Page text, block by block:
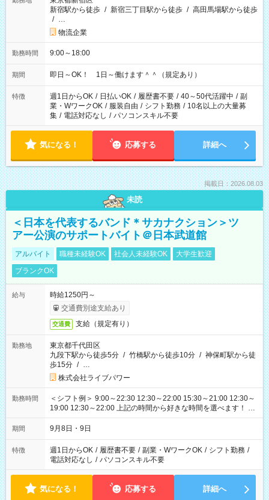
新宿駅から徒歩 / 新宿三丁目駅から徒歩 / 高田馬場駅から徒歩
/ …
物流企業
勤務時間 9:00～18:00
期間 即日～OK！ 1日～働けます＾＾（規定あり）
特徴 週1日からOK / 日払いOK / 履歴書不要 / 40～50代活躍中 / 副
業・WワークOK / 服装自由 / シフト勤務 / 10名以上の大量募
集 / 電話対応なし / パソコンスキル不要
気になる！ 応募する 詳細へ
掲載日：2026.08.03
未読
＜日本を代表するバンド＊サカナクション＞ツ
アー公演のサポートバイト＠日本武道館
アルバイト 職種未経験OK 社会人未経験OK
大学生歓迎
ブランクOK
給与
時給1250円～
交通費別途支給あり
交通費 支給（規定有り）
勤務地
東京都千代田区
九段下駅から徒歩5分 / 竹橋駅から徒歩10分 / 神保町駅から徒
歩15分 / …
株式会社ライブパワー
勤務時間
＜シフト例＞ 9:00～22:30 12:30～22:00 15:30～21:00 12:30～
19:00 12:30～22:00 上記の時間から好きな時間を選べます！ ※
時間は変更となる可能性があります
期間 9月8日・9日
特徴 週1日からOK / 履歴書不要 / 副業・WワークOK / シフト勤務 /
電話対応なし / パソコンスキル不要
気になる！ 応募する 詳細へ